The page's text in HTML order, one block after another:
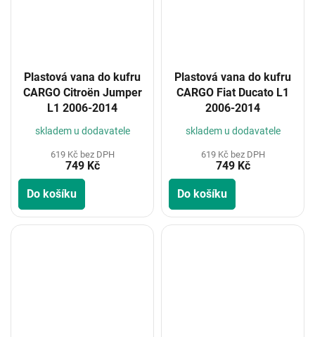
Plastová vana do kufru
CARGO Citroën Jumper
L1 2006-2014
skladem u dodavatele
619 Kč bez DPH
749 Kč
Do košíku
Plastová vana do kufru
CARGO Fiat Ducato L1
2006-2014
skladem u dodavatele
619 Kč bez DPH
749 Kč
Do košíku